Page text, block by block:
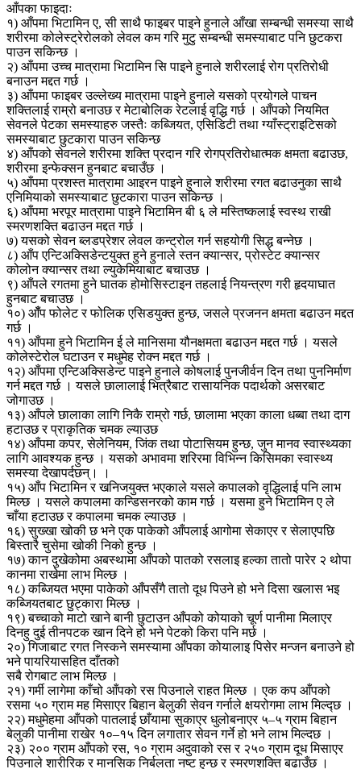
आँपका फाइदाः
१) आँपमा भिटामिन ए, सी साथै फाइबर पाइने हुनाले आँखा सम्बन्धी समस्या साथै
शरीरमा कोलेस्ट्रेरोलको लेवल कम गरि मुटु सम्बन्धी समस्याबाट पनि छुटकरा
पाउन सकिन्छ ।
२) आँपमा उच्च मात्रामा भिटामिन सि पाइने हुनाले शरीरलाई रोग प्रतिरोधी
बनाउन मद्दत गर्छ ।
३) आँपमा फाइबर उल्लेख्य मात्रामा पाइने हुनाले यसको प्रयोगले पाचन
शक्तिलाई राम्रो बनाउछ र मेटाबोलिक रेटलाई वृद्धि गर्छ । आँपको नियमित
सेवनले पेटका समस्याहरु जस्तैः कब्जियत, एसिडिटी तथा ग्याँस्ट्राइटिसको
समस्याबाट छुटकारा पाउन सकिन्छ
४) आँपको सेवनले शरीरमा शक्ति प्रदान गरि रोगप्रतिरोधात्मक क्षमता बढाउछ,
शरीरमा इन्फेक्सन हुनबाट बचाउँछ ।
५) आँपमा प्रशस्त मात्रामा आइरन पाइने हुनाले शरीरमा रगत बढाउनुका साथै
एनिमियाको समस्याबाट छुटकारा पाउन सकिन्छ ।
६) आँपमा भरपूर मात्रामा पाइने भिटामिन बी ६ ले मस्तिष्कलाई स्वस्थ राखी
स्मरणशक्ति बढाउन मद्दत गर्छ ।
७) यसको सेवन ब्लडप्रेशर लेवल कन्ट्रोल गर्न सहयोगी सिद्ध बन्नेछ ।
८) आँप एन्टिअक्सिडेन्टयुक्त हुने हुनाले स्तन क्यान्सर, प्रोस्टेट क्यान्सर
कोलोन क्यान्सर तथा ल्युकेमियाबाट बचाउछ ।
९) आँपले रगतमा हुने घातक होमोसिस्टाइन तहलाई नियन्त्रण गरी हृदयाघात
हुनबाट बचाउछ ।
१०) आँँप फोलेट र फोलिक एसिडयुक्त हुन्छ, जसले प्रजनन क्षमता बढाउन मद्दत
गर्छ ।
११) आँपमा हुने भिटामिन ई ले मानिसमा यौनक्षमता बढाउन मद्दत गर्छ । यसले
कोलेस्टेरोल घटाउन र मधुमेह रोक्न मद्दत गर्छ ।
१२) आँपमा एन्टिअक्सिडेन्ट पाइने हुनाले कोषलाई पुनजीर्वन दिन तथा पुननिर्माण
गर्न मद्दत गर्छ । यसले छालालाई भित्रैबाट रासायनिक पदार्थको असरबाट
जोगाउछ ।
१३) आँपले छालाका लागि निकै राम्रो गर्छ, छालामा भएका काला धब्बा तथा दाग
हटाउछ र प्राकृतिक चमक ल्याउछ
१४) आँपमा कपर, सेलेनियम, जिंक तथा पोटासियम हुन्छ, जुन मानव स्वास्थ्यका
लागि आवश्यक हुन्छ । यसको अभावमा शरिरमा विभिन्न किसिमका स्वास्थ्य
समस्या देखापर्दछन्। ।
१५) आँप भिटामिन र खनिजयुक्त भएकाले यसले कपालको वृद्धिलाई पनि लाभ
मिल्छ । यसले कपालमा कन्डिसनरको काम गर्छ । यसमा हुने भिटामिन ए ले
चाँया हटाउछ र कपालमा चमक ल्याउछ ।
१६) सुख्खा खोकी छ भने एक पाकेको आँपलाई आगोमा सेकाएर र सेलाएपछि
बिस्तारै चुसेमा खोकी निको हुन्छ ।
१७) कान दुखेकोमा अबस्थामा आँपको पातको रसलाइ हल्का तातो पारेर २ थोपा
कानमा राखेमा लाभ मिल्छ ।
१८) कब्जियत भएमा पाकेको आँपसँगै तातो दूध पिउने हो भने दिसा खलास भइ
कब्जियतबाट छुट्कारा मिल्छ ।
१९) बच्चाको माटो खाने बानी छुटाउन आँपको कोयाको चूर्ण पानीमा मिलाएर
दिनहु दुई तीनपटक खान दिने हो भने पेटको किरा पनि मर्छ ।
२०) गिजाबाट रगत निस्कने समस्यामा आँपका कोयालाइ पिसेर मन्जन बनाउने हो
भने पायरियासहित दाँतको
सबै रोगबाट लाभ मिल्छ ।
२१) गर्मी लागेमा काँचो आँपको रस पिउनाले राहत मिल्छ । एक कप आँपको
रसमा ५० ग्राम मह मिसाएर बिहान बेलुकी सेवन गर्नाले क्षयरोगमा लाभ मिल्द्छ ।
२२) मधुमेहमा आँपको पातलाई छाँयामा सुकाएर धुलोबनाएर ५–५ ग्राम बिहान
बेलुकी पानीमा राखेर १०–१५ दिन लगातार सेवन गर्ने हो भने लाभ मिल्दछ ।
२३) २०० ग्राम आँपको रस, १० ग्राम अदुवाको रस र २५० ग्राम दूध मिसाएर
पिउनाले शारीरिक र मानसिक निर्बलता नष्ट हुन्छ र स्मरणशक्ति बढाउँछ ।